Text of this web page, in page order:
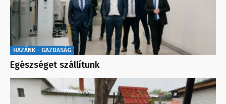
HAZÁNK - GAZDASÁG
Egészséget szállítunk